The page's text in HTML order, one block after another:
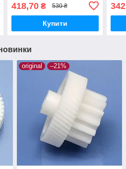
418,70₴ 530 ₴
Купити
original –21%